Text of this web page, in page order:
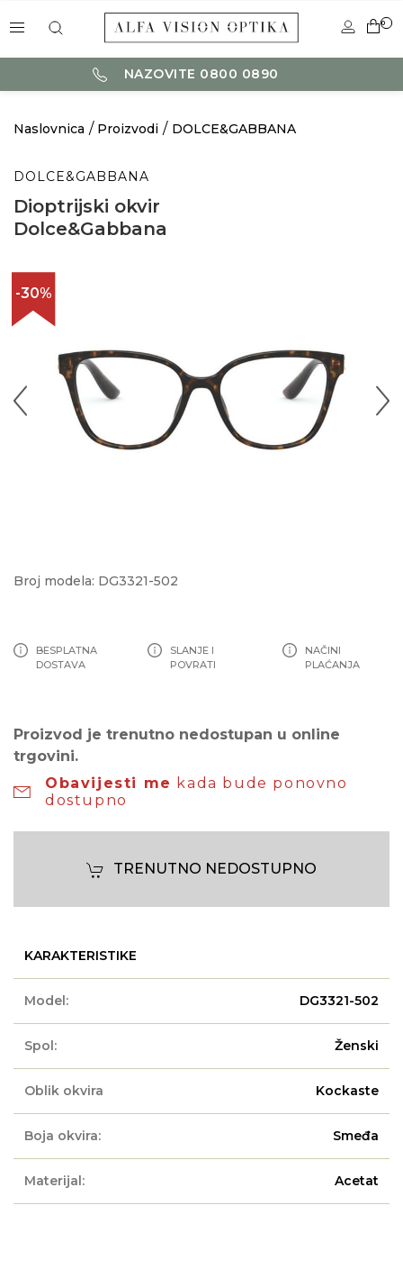
0
NAZOVITE 0800 0890
Naslovnica Proizvodi DOLCE&GABBANA
DOLCE&GABBANA
Dioptrijski okvir
Dolce&Gabbana
-30%
Broj modela: DG3321-502
BESPLATNA
DOSTAVA
SLANJE I
POVRATI
NAČINI
PLAĆANJA
Proizvod je trenutno nedostupan u online
trgovini.
Obavijesti me kada bude ponovno
dostupno
TRENUTNO NEDOSTUPNO
KARAKTERISTIKE
Model: DG3321-502
Spol: Ženski
Oblik okvira Kockaste
Boja okvira: Smeđa
Materijal: Acetat